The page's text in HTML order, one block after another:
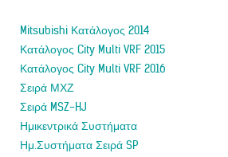
Mitsubishi Κατάλογος 2014
Κατάλογος City Multi VRF 2015
Κατάλογος City Multi VRF 2016
Σειρά ΜΧΖ
Σειρά MSZ-HJ
Ημικεντρικά Συστήματα
Ημ.Συστήματα Σειρά SP